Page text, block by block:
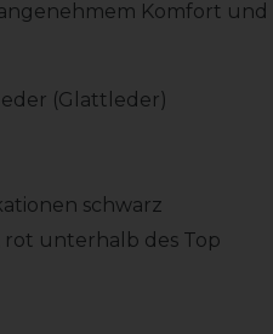
Komfort
(Glattleder)
schwarz
rot unterhalb des Top